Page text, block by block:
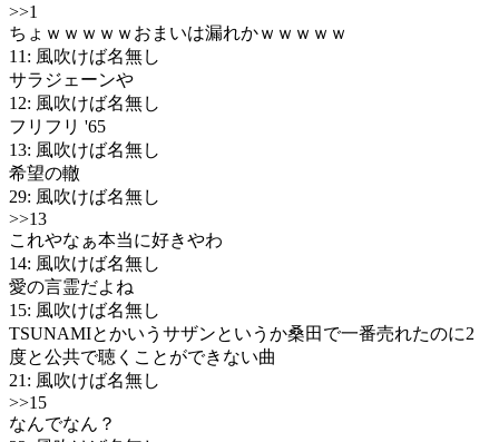
>>1
ちょｗｗｗｗｗおまいは漏れかｗｗｗｗｗ
11: 風吹けば名無し
サラジェーンや
12: 風吹けば名無し
フリフリ '65
13: 風吹けば名無し
希望の轍
29: 風吹けば名無し
>>13
これやなぁ本当に好きやわ
14: 風吹けば名無し
愛の言霊だよね
15: 風吹けば名無し
TSUNAMIとかいうサザンというか桑田で一番売れたのに2
度と公共で聴くことができない曲
21: 風吹けば名無し
>>15
なんでなん？